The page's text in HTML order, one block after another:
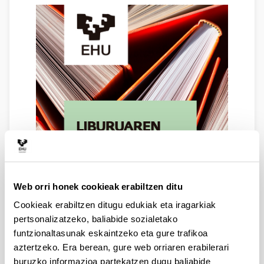
Web orri honek cookieak erabiltzen ditu
Cookieak erabiltzen ditugu edukiak eta iragarkiak
pertsonalizatzeko, baliabide sozialetako
funtzionaltasunak eskaintzeko eta gure trafikoa
aztertzeko. Era berean, gure web orriaren erabilerari
buruzko informazioa partekatzen dugu baliabide